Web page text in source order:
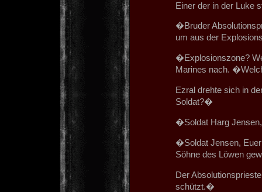
Einer der in der Luke
�Bruder
um aus der
�Explosionszone?
Marines nach.
Ezral drehte sich in
Soldat?�
�Soldat Harg
�Soldat Jensen,
Söhne des Löwen
Der
schützt.�